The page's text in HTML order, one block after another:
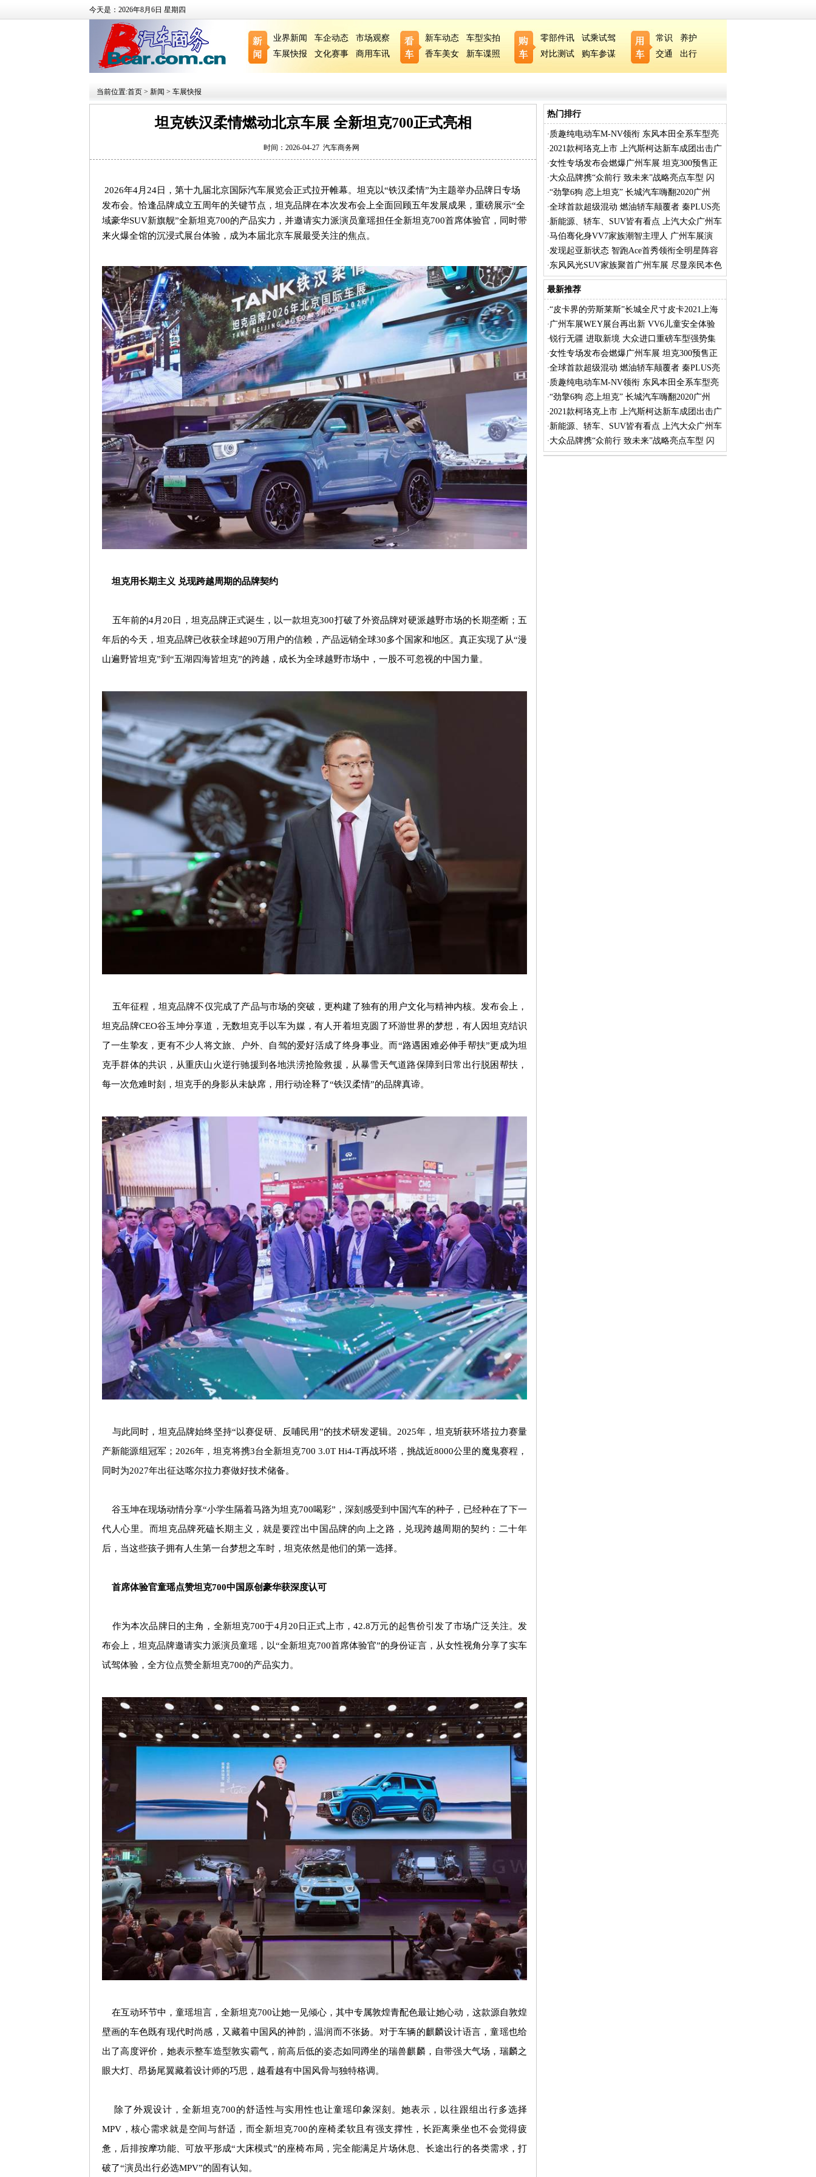
今天是：2026年8月6日 星期四
业界新闻 车企动态
市场观察
车展快报
文化赛事 商用车讯
新车动态
车型实拍
香车美女
新车谍照
零部件讯
试乘试驾
对比测试
购车参谋
常识
养护
交通
出行
当前位置:首页 > 新闻 > 车展快报
坦克铁汉柔情燃动北京车展 全新坦克700正式亮相
时间：2026-04-27 汽车商务网
2026年4月 24日，第十九届北京国际汽车展览会正式拉开帷幕。坦克以“铁汉柔情”为主题举办品牌日专场
发布会。恰逢品牌成立五周年的关键节点，坦克品牌在本次发布会上全面回顾五年发展成果，重磅展示“全
域豪华SUV新旗舰”全新坦克700的产品实力，并邀请实力派演员童瑶担任全新坦克700首席体验官，同时带
来火爆全馆的沉浸式展台体验，成为本届北京车展最受关注的焦点。
坦克用长期主义 兑现跨越周期的品牌契约
五年前的4月 20 日，坦克品牌正式诞生，以一款坦克300打破了外资品牌对硬派越野市场的长期垄断；五
年后的今天，坦克品牌已收获全球超90万用户的信赖，产品远销全球30多个国家和地区。真正实现了从“漫
山遍野皆坦克”到 “五湖四海皆坦克”的跨越，成长为全球越野市场中，一股不可忽视的中国力量。
五年征程，坦克品牌不仅完成了产品与市场的突破，更构建了独有的用户文化与精神内核。发布会上，
坦克品牌CEO谷玉坤分享道，无数坦克手以车为媒，有人开着坦克圆了环游世界的梦想，有人因坦克结识
了一生挚友，更有不少人将文旅、户外、自驾的爱好活成了终身事业。而“路遇困难必伸手帮扶”更成为坦
克手群体的共识，从重庆山火逆行驰援到各地洪涝抢险救援，从暴雪天气道路保障到日常出行脱困帮扶，
每一次危难时刻，坦克手的身影从未缺席，用行动诠释了“铁汉柔情”的品牌真谛。
与此同时，坦克品牌始终坚持“以赛促研、反哺民用”的技术研发逻辑。 2025年，坦克斩获环塔拉力赛量
产新能源组冠军； 2026年，坦克将携3台全新坦克700 3.0T Hi4-T再战环塔，挑战近8000公里的魔鬼赛程，
同时为2027年出征达喀尔拉力赛做好技术储备。
谷玉坤在现场动情分享“小学生隔着马路为坦克700喝彩” ，深刻感受到中国汽车的种子，已经种在了下一
代人心里。而坦克品牌死磕长期主义，就是要蹚出中国品牌的向上之路，兑现跨越周期的契约：二十年
后，当这些孩子拥有人生第一台梦想之车时，坦克依然是他们的第一选择。
首席体验官童瑶点赞坦克700中国原创豪华获深度认可
作为本次品牌日的主角，全新坦克700于4月 20 日正式上市，42.8万元的起售价引发了市场广泛关注。发
布会上，坦克品牌邀请实力派演员童瑶，以“全新坦克700首席体验官”的身份证言，从女性视角分享了实车
试驾体验，全方位点赞全新坦克700的产品实力。
在互动环节中，童瑶坦言，全新坦克700让她一见倾心，其中专属敦煌青配色最让她心动，这款源自敦煌
壁画的车色既有现代时尚感，又藏着中国风的神韵，温润而不张扬。对于车辆的麒麟设计语言，童瑶也给
出了高度评价，她表示整车造型敦实霸气，前高后低的姿态如同蹲坐的瑞兽麒麟，自带强大气场，瑞麟之
眼大灯、昂扬尾翼藏着设计师的巧思，越看越有中国风骨与独特格调。
除了外观设计，全新坦克700的舒适性与实用性也让童瑶印象深刻。她表示，以往跟组出行多选择
MPV ，核心需求就是空间与舒适，而全新坦克700的座椅柔软且有强支撑性，长距离乘坐也不会觉得疲
惫，后排按摩功能、可放平形成“大床模式”的座椅布局，完全能满足片场休息、长途出行的各类需求，打
破了“演员出行必选MPV”的固有认知。
热门排行
·质趣纯电动车M-NV领衔 东风本田全系车型亮
相
·2021款柯珞克上市 上汽斯柯达新车成团出击广
·女性专场发布会燃爆广州车展 坦克300预售正
式
·大众品牌携“众前行 致未来”战略亮点车型 闪
·“劲擎6狗 恋上坦克” 长城汽车嗨翻2020广州
·全球首款超级混动 燃油轿车颠覆者 秦PLUS亮
相
·新能源、轿车、SUV皆有看点 上汽大众广州车
展
·马伯骞化身VV7家族潮智主理人 广州车展演
绎“
·发现起亚新状态 智跑Ace首秀领衔全明星阵容
闪
·东风风光SUV家族聚首广州车展 尽显亲民本色
最新推荐
·“皮卡界的劳斯莱斯”长城全尺寸皮卡2021上海
·广州车展WEY展台再出新 VV6儿童安全体验
营引
·锐行无疆 进取新境 大众进口重磅车型强势集
·女性专场发布会燃爆广州车展 坦克300预售正
式
·全球首款超级混动 燃油轿车颠覆者 秦PLUS亮
相
·质趣纯电动车M-NV领衔 东风本田全系车型亮
相
·“劲擎6狗 恋上坦克” 长城汽车嗨翻2020广州
·2021款柯珞克上市 上汽斯柯达新车成团出击广
·新能源、轿车、SUV皆有看点 上汽大众广州车
展
·大众品牌携“众前行 致未来”战略亮点车型 闪